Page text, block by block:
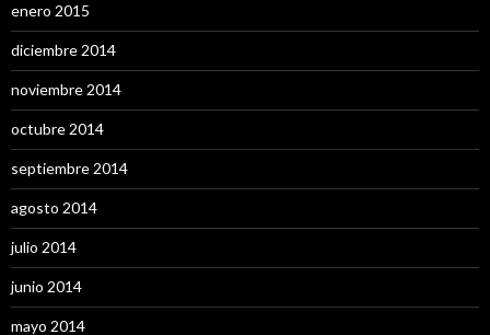
enero 2015
diciembre 2014
noviembre 2014
octubre 2014
septiembre 2014
agosto 2014
julio 2014
junio 2014
mayo 2014